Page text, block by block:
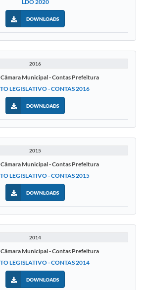
LDO 2020
DOWNLOADS
2016
Câmara Municipal - Contas Prefeitura
LEGISLATIVO - CONTAS 2016
DOWNLOADS
2015
Câmara Municipal - Contas Prefeitura
LEGISLATIVO - CONTAS 2015
DOWNLOADS
2014
Câmara Municipal - Contas Prefeitura
LEGISLATIVO - CONTAS 2014
DOWNLOADS